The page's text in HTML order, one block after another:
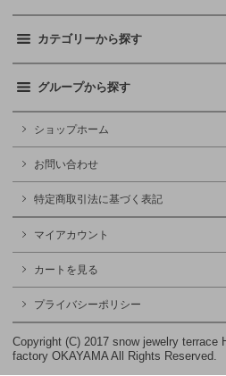
カテゴリーから探す
グループから探す
ショップホーム
お問い合わせ
特定商取引法に基づく表記
マイアカウント
カートを見る
プライバシーポリシー
Copyright (C) 2017 snow jewelry terrace
factory OKAYAMA All Rights Reserved.